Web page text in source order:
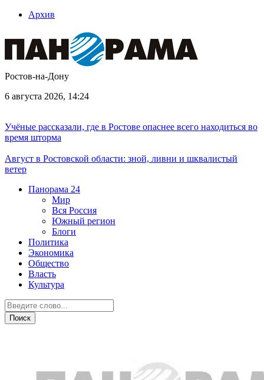
Архив
Ростов-на-Дону
6 августа 2026, 14:24
Учёные рассказали, где в Ростове опаснее всего находиться во
время шторма
Август в Ростовской области: зной, ливни и шквалистый
ветер
Панорама 24
Мир
Вся Россия
Южный регион
Блоги
Политика
Экономика
Общество
Власть
Культура